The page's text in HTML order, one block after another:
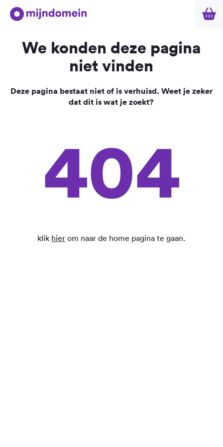
We konden deze pagina
niet vinden
Deze pagina bestaat niet of is verhuisd. Weet je zeker
dat dit is wat je zoekt?
404
klik hier om naar de home pagina te gaan.